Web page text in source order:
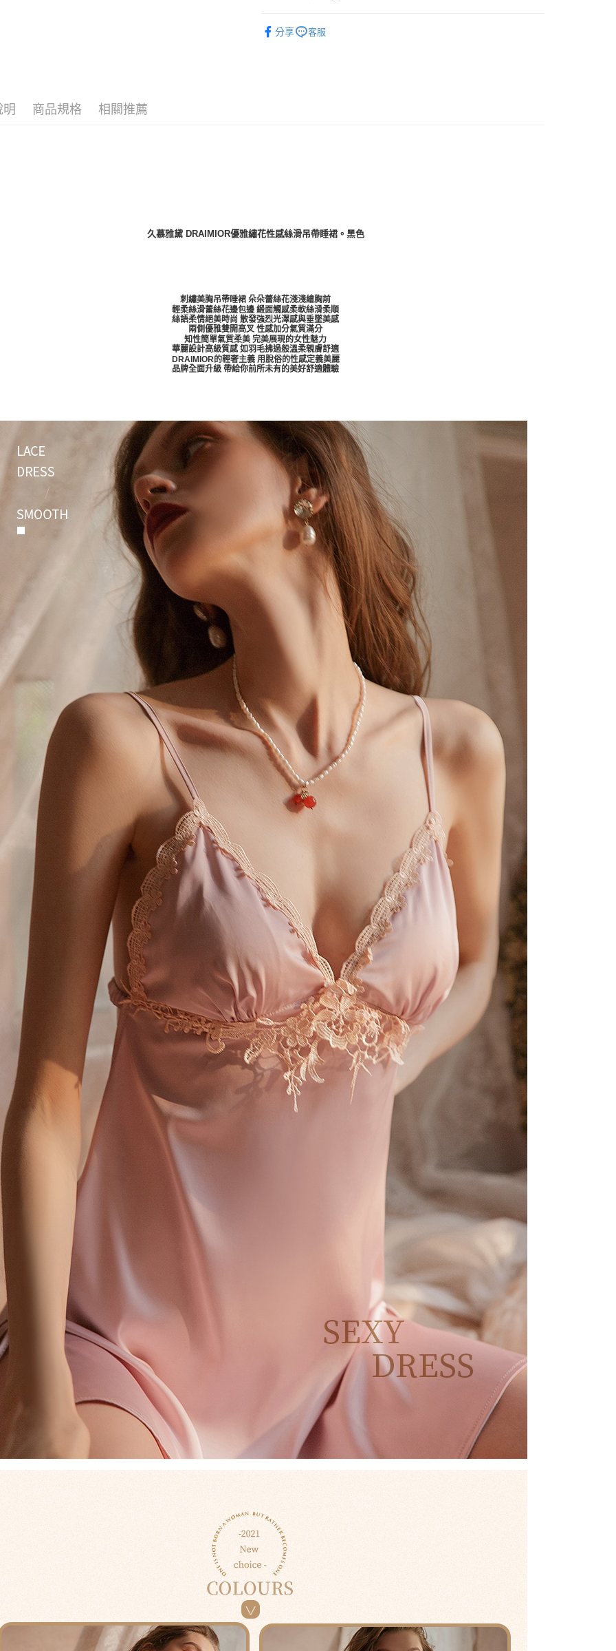
分享 客服
明 商品規格 相關推薦
久慕雅黛 DRAIMIOR優雅繡花性感絲滑吊帶睡裙。黑色
刺繡美胸吊帶睡裙 朵朵蕾絲花淺淺繪胸前
輕柔絲滑蕾絲花邊包邊 緞面觸感柔軟絲滑柔順
絲語柔情絕美時尚 散發強烈光澤感與垂墜美感
兩側優雅雙開高叉 性感加分氣質滿分
知性簡單氣質柔美 完美展現的女性魅力
華麗設計高級質感 如羽毛拂過般溫柔親膚舒適
DRAIMIOR的輕奢主義 用脫俗的性感定義美麗
品牌全面升級 帶給你前所未有的美好舒適體驗